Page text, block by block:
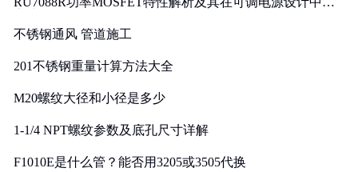
不锈钢通风 管道施工
201不锈钢重量计算方法大全
M20螺纹大径和小径是多少
1-1/4 NPT螺纹参数及底孔尺寸详解
F1010E是什么管？能否用3205或3505代换